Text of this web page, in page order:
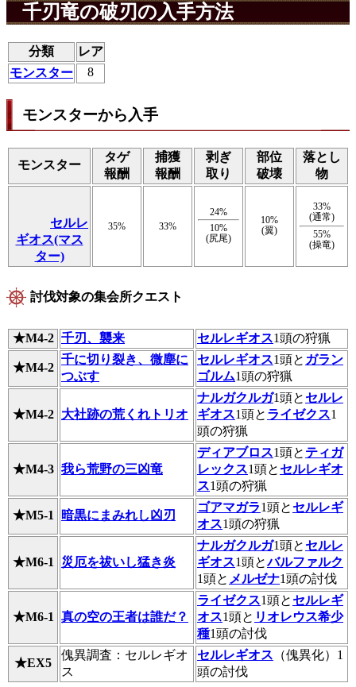
千刃竜の破刃の入手方法
分類
レア
モンスター
8
モンスターから入手
モンスター
タゲ
報酬
捕獲
報酬
剥ぎ
取り
部位
破壊
落とし
物
セルレ
ギオス(マス
ター)
35% 33%
24%
10%
(尻尾)
10%
(翼)
33%
(通常)
55%
(操竜)
討伐対象の集会所クエスト
★M4-2 千刃、襲来 セルレギオス1頭の狩猟
★M4-2
千に切り裂き、微塵に
つぶす
セルレギオス1頭と ガラン
ゴルム1頭の狩猟
★M4-2 大社跡の荒くれトリオ
ナルガクルガ1頭と セルレ
ギオス1頭と ライゼクス1
頭の狩猟
★M4-3 我ら荒野の三凶竜
ディアブロス1頭と ティガ
レックス1頭と セルレギオ
ス1頭の狩猟
★M5-1 暗黒にまみれし凶刃
ゴアマガラ1頭と セルレギ
オス1頭の狩猟
★M6-1 災厄を祓いし猛き炎
ナルガクルガ1頭と セルレ
ギオス1頭とバルファルク
1頭と メルゼナ1頭の討伐
★M6-1 真の空の王者は誰だ？
ライゼクス1頭と セルレギ
オス1頭と リオレウス希少
種1頭の討伐
★EX5
傀異調査：セルレギオ
ス
セルレギオス （傀異化）1
頭の討伐